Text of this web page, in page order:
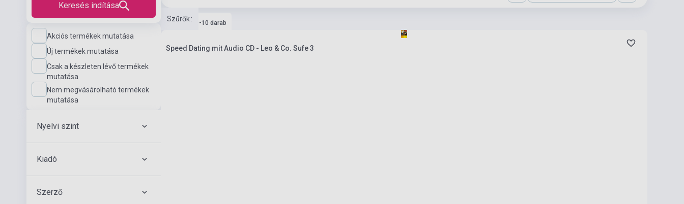
Keresés indítása
Akciós termékek mutatása
Új termékek mutatása
Csak a készleten lévő termékek
mutatása
Nem megvásárolható termékek
mutatása
Nyelvi szint
Kiadó
Szerző
Szűrők:
Készlet: 1-10 darab
Speed Dating mit Audio CD - Leo & Co. Sufe 3